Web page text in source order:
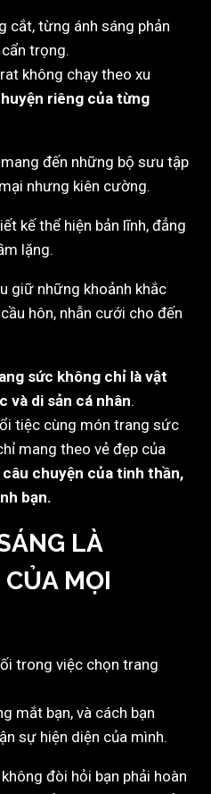
cắt, từng ánh sáng phản
trọng.
không chạy theo xu
riêng của từng
đến những bộ sưu tập
nhưng kiên cường.
kế thể hiện bản lĩnh, đẳng
lặng.
giữ những khoảnh khắc
hôn, nhẫn cưới cho đến
sức không chỉ là vật
và di sản cá nhân.
tiệc cùng món trang sức
mang theo vẻ đẹp của
chuyện của tinh thần,
bạn.
LÀ
MỌI
trong việc chọn trang
mắt bạn, và cách bạn
sự hiện diện của mình.
đòi hỏi bạn phải hoàn